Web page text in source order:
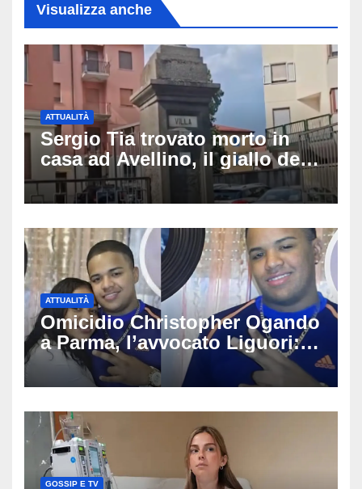
Visualizza anche
ATTUALITÀ
Sergio Tia trovato morto in
casa ad Avellino, il giallo della
porta socchiusa: disposta
l’autopsia
ATTUALITÀ
Omicidio Christopher Ogando
a Parma, l’avvocato Liguori:
«Ogni elemento va
approfondito fino in fondo»,
investigatori
GOSSIP E TV